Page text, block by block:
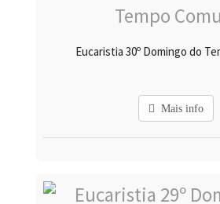
Eucaristia 30º Domingo do
Mais info